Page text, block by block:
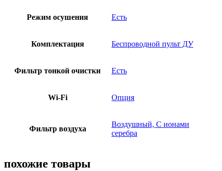
Режим осушения Есть
Комплектация Беспроводной пульт ДУ
Фильтр тонкой очистки Есть
Wi-Fi Опция
Фильтр воздуха
Воздушный, С ионами
серебра
похожие товары